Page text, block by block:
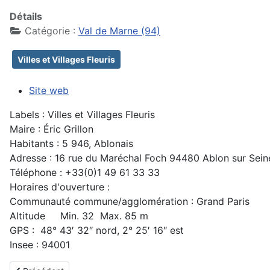
Détails
Catégorie : Val de Marne (94)
Villes et Villages Fleuris
Site web
Labels : Villes et Villages Fleuris
Maire : Éric Grillon
Habitants : 5 946, Ablonais
Adresse : 16 rue du Maréchal Foch 94480 Ablon sur
Téléphone : +33(0)1 49 61 33 33
Horaires d'ouverture :
Communauté commune/agglomération : Grand Paris
Altitude Min. 32 Max. 85 m
GPS : 48° 43′ 32″ nord, 2° 25′ 16″ est
Insee : 94001